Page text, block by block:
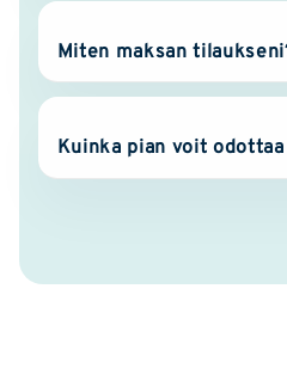
Miten maksan
Kuinka pian voit